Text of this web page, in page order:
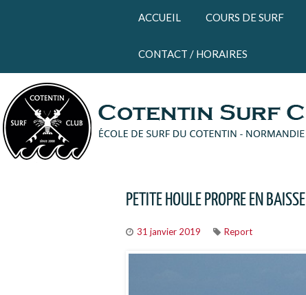
ACCUEIL COURS DE SURF
CONTACT / HORAIRES
PETITE HOULE PROPRE EN BAISSE
31 janvier 2019 Report